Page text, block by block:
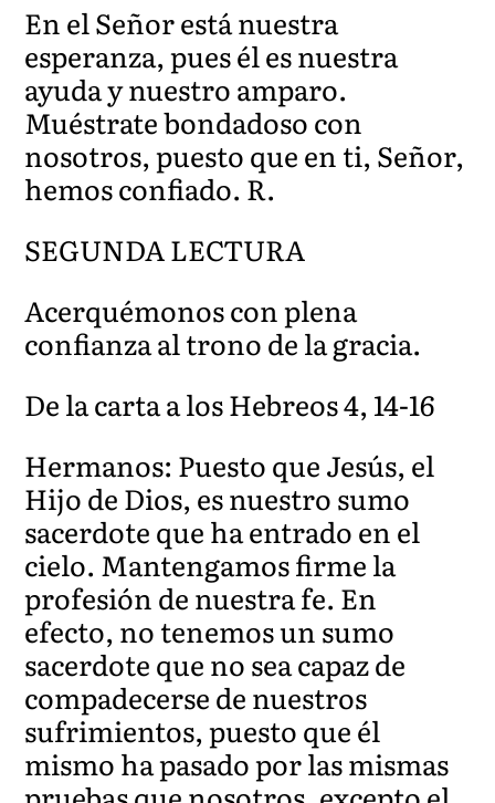
En el Señor está nuestra
esperanza, pues él es nuestra
ayuda y nuestro amparo.
Muéstrate bondadoso con
nosotros, puesto que en ti, Señor,
hemos confiado. R.
SEGUNDA LECTURA
Acerquémonos con plena
confianza al trono de la gracia.
De la carta a los Hebreos 4, 14-16
Hermanos: Puesto que Jesús, el
Hijo de Dios, es nuestro sumo
sacerdote que ha entrado en el
cielo. Mantengamos firme la
profesión de nuestra fe. En
efecto, no tenemos un sumo
sacerdote que no sea capaz de
compadecerse de nuestros
sufrimientos, puesto que él
mismo ha pasado por las mismas